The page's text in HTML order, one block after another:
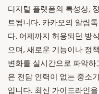
디지털 플랫폼의 특성상,
트됩니다. 카카오의 알림
다. 어제까지 허용되던 방
으며, 새로운 기능이나 정
변화를 실시간으로 파악
은 전담 인력이 없는 중소
입니다. 최신 가이드라인